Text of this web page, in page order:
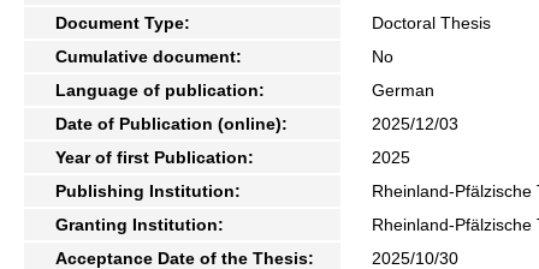
Document Type:
Doctoral Thesis
Cumulative document:
No
Language of publication:
German
Date of Publication (online):
2025/12/03
Year of first Publication:
2025
Publishing Institution:
Rheinland-
Granting Institution:
Rheinland-
Acceptance Date of the Thesis:
2025/10/30